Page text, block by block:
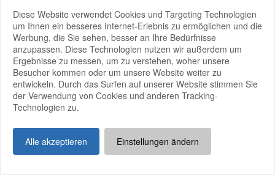
Diese Website verwendet Cookies und Targeting Technologien
um Ihnen ein besseres Internet-Erlebnis zu ermöglichen und die
Werbung, die Sie sehen, besser an Ihre Bedürfnisse
anzupassen. Diese Technologien nutzen wir außerdem um
Ergebnisse zu messen, um zu verstehen, woher unsere
Besucher kommen oder um unsere Website weiter zu
entwickeln. Durch das Surfen auf unserer Website stimmen Sie
der Verwendung von Cookies und anderen Tracking-
Technologien zu.
Alle akzeptieren Einstellungen ändern